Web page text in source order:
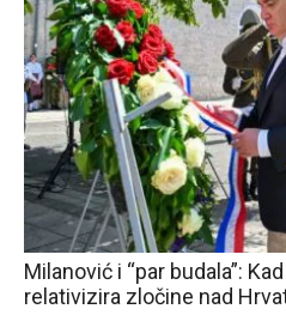
Milanović i “par budala”:
relativizira zločine nad